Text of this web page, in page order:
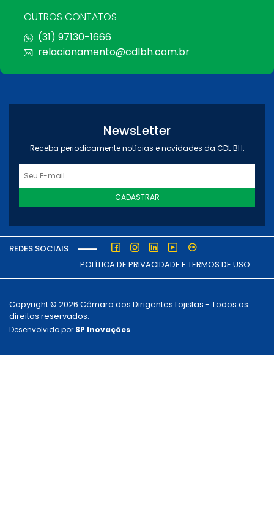
OUTROS CONTATOS
(31) 97130-1666
relacionamento@cdlbh.com.br
NewsLetter
Receba periodicamente notícias e novidades da CDL BH.
CADASTRAR
REDES SOCIAIS
POLÍTICA DE PRIVACIDADE E TERMOS DE USO
Copyright © 2026 Câmara dos Dirigentes Lojistas - Todos os
direitos reservados.
Desenvolvido por SP Inovações